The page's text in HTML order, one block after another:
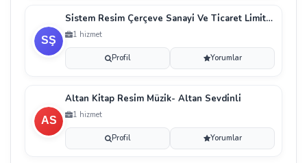
Si̇stem Resi̇m Çerçeve Sanayi̇ Ve Ti̇caret Li̇mi̇ted Şi̇r
1 hizmet
Profil Yorumlar
Altan Ki̇tap Resi̇m Müzi̇k- Altan Sevdi̇nli̇
1 hizmet
Profil Yorumlar